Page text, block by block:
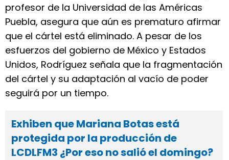
profesor de la Universidad de las Américas
Puebla, asegura que aún es prematuro afirmar
que el cártel está eliminado. A pesar de los
esfuerzos del gobierno de México y Estados
Unidos, Rodríguez señala que la fragmentación
del cártel y su adaptación al vacío de poder
seguirá por un tiempo.
Exhiben que Mariana Botas está
protegida por la producción de
LCDLFM3 ¿Por eso no salió el domingo?